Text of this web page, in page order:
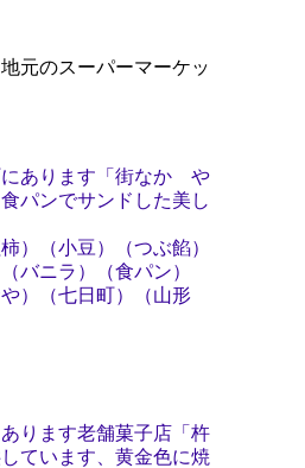
元のスーパーマーケッ
にあります「街なか や
パンでサンドした美し
）（小豆）（つぶ餡）
バニラ）（食パン）
）（七日町）（山形
ります老舗菓子店「杵
ています、黄金色に焼